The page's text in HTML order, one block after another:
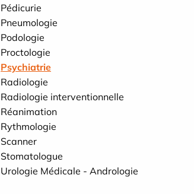
Pédicurie
Pneumologie
Podologie
Proctologie
Psychiatrie
Radiologie
Radiologie interventionnelle
Réanimation
Rythmologie
Scanner
Stomatologue
Urologie Médicale - Andrologie